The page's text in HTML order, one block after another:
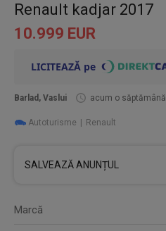
Renault kadjar 2017
10.999 EUR
Barlad, Vaslui acum o săptămână
Autoturisme Renault
SALVEAZĂ ANUNȚUL
Marcă